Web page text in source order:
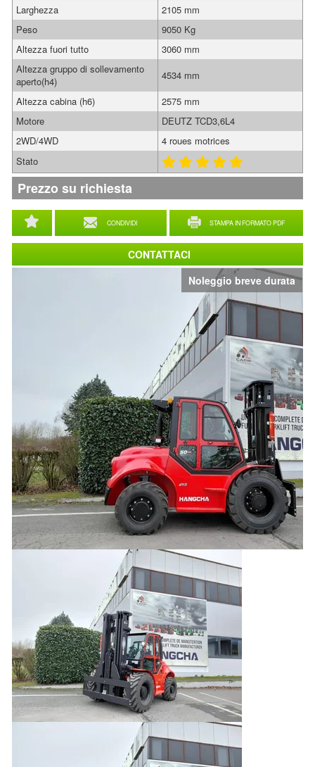
Noleggio breve durata
CONDIVIDI STAMPA IN FORMATO PDF
Larghezza
2105 mm
Peso
9050 Kg
Altezza fuori tutto
3060 mm
Altezza gruppo di sollevamento
aperto(h4)
4534 mm
Altezza cabina (h6)
2575 mm
Motore
DEUTZ TCD3,6L4
2WD/4WD
4 roues motrices
Stato
Prezzo su richiesta
CONTATTACI